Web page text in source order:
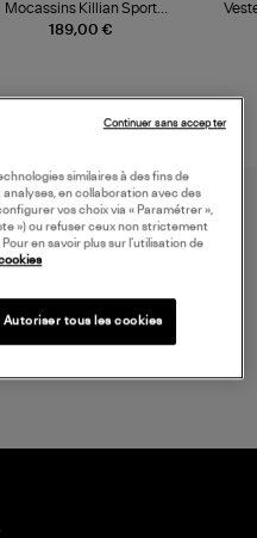
189,00 €
Mocassins Killian Sport
Mousse
similaires à des fins de
en collaboration avec des
vos choix via « Paramétrer »,
») ou refuser ceux non strictement
en savoir plus sur l’utilisation de
Autoriser tous les cookies
Continuer sans accepter